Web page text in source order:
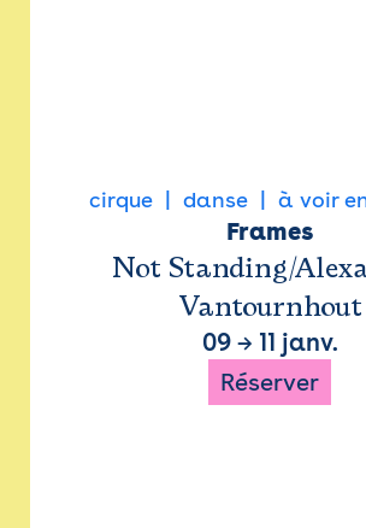
cirque danse à voir
Frames
Not Standing/
Vantournhout
09→ 11 janv.
Réserver